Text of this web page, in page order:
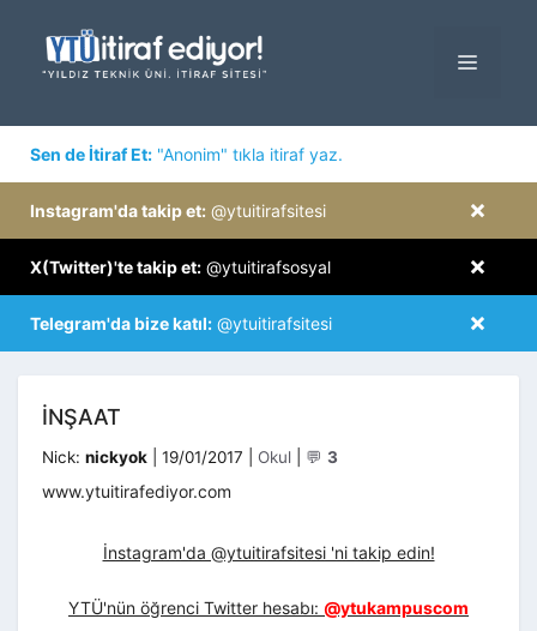
MENÜ
Sen de İtiraf Et: "Anonim" tıkla itiraf yaz.
×
Instagram'da takip et: @ytuitirafsitesi
×
X(Twitter)'te takip et: @ytuitirafsosyal
×
Telegram'da bize katıl: @ytuitirafsitesi
INŞAAT
Nick: nickyok 19/01/2017 Kategoriler
Okul 💬 3
www.ytuitirafediyor.com
İnstagram'da @ytuitirafsitesi 'ni takip edin!
YTÜ'nün öğrenci Twitter hesabı: @ytukampuscom